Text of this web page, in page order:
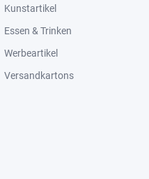
Kunstartikel
Essen & Trinken
Werbeartikel
Versandkartons